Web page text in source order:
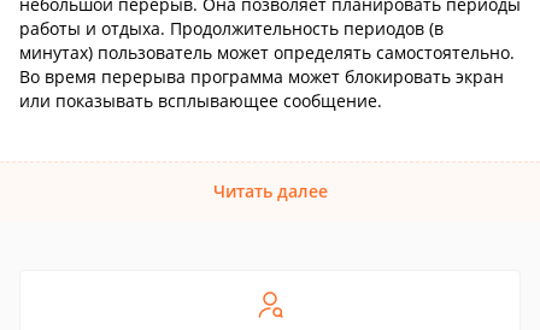
работы и отдыха. Продолжительность периодов (в
минутах) пользователь может определять самостоятельно.
Во время перерыва программа может блокировать экран
или показывать всплывающее сообщение.
Читать далее